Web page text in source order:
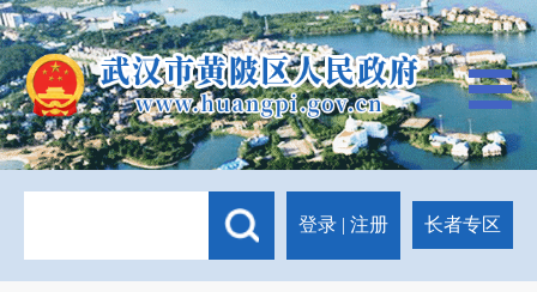
登录 | 注册 长者专区